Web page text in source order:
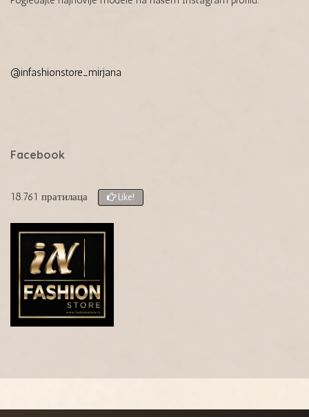
@infashionstore_mirjana
Facebook
18.761 пратилаца Like!